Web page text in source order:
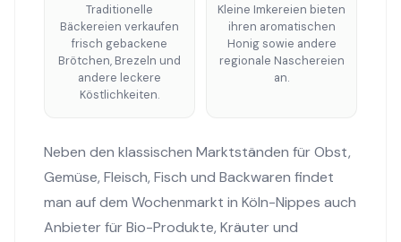
Traditionelle
Bäckereien verkaufen
frisch gebackene
Brötchen, Brezeln und
andere leckere
Köstlichkeiten.
Kleine Imkereien bieten
ihren aromatischen
Honig sowie andere
regionale Naschereien
an.
Neben den klassischen Marktständen für Obst,
Gemüse, Fleisch, Fisch und Backwaren findet
man auf dem Wochenmarkt in Köln-Nippes auch
Anbieter für Bio-Produkte, Kräuter und